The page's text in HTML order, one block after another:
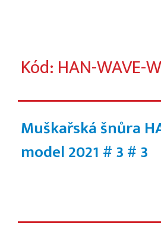
Kód: HAN-WAVE-
Muškařská šnůra
model 2021 # 3# 3